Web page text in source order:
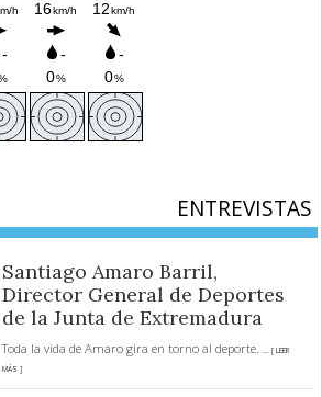
ENTREVISTAS
Santiago Amaro Barril,
Director General de Deportes
de la Junta de Extremadura
Toda la vida de Amaro gira en torno al deporte.
... [ LEER
MÁS ]